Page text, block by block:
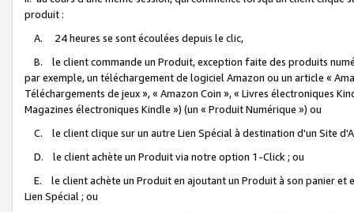
produit :
A. 24 heures se sont écoulées depuis le clic,
B. le client commande un Produit, exception faite des produits
par exemple, un téléchargement de logiciel Amazon ou un article «
Téléchargements de jeux », « Amazon Coin », « Livres électroniques
Magazines électroniques Kindle ») (un « Produit Numérique ») ou
C. le client clique sur un autre Lien Spécial à destination d'un Site
D. le client achète un Produit via notre option 1-Click ; ou
E. le client achète un Produit en ajoutant un Produit à son panier et
Lien Spécial ; ou